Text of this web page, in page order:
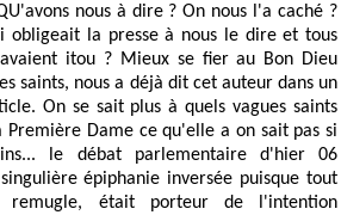
nous à dire ? On nous l'a caché ?
obligeait la presse à nous le dire et tous
itou ? Mieux se fier au Bon Dieu
saints, nous a déjà dit cet auteur dans un
On se sait plus à quels vagues saints
Première Dame ce qu'elle a on sait pas si
le débat parlementaire d'hier 06
épiphanie inversée puisque tout
remugle, était porteur de l'intention